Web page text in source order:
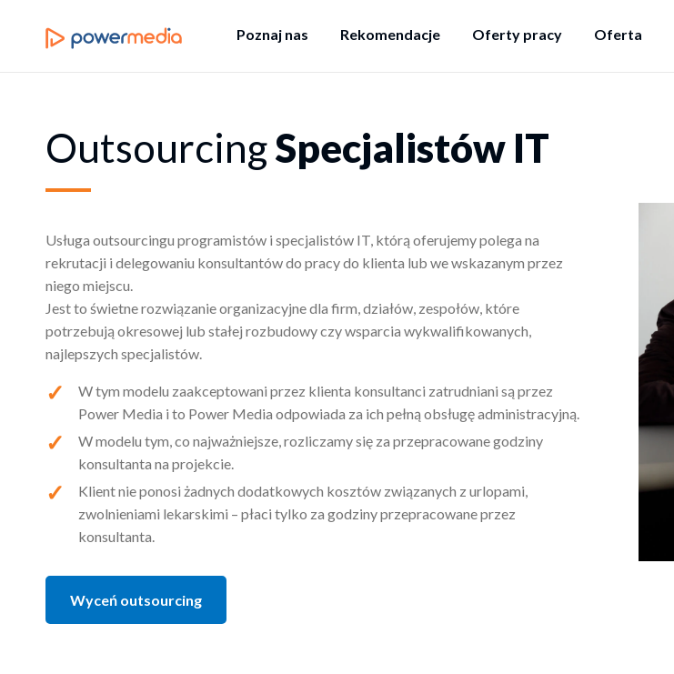
Poznaj nas Rekomendacje Oferty pracy Oferta
OutsourcingSpecjalistów IT
Usługa outsourcingu programistów i specjalistów IT, którą oferujemy polega na
rekrutacji i delegowaniu konsultantów do pracy do klienta lub we wskazanym przez
niego miejscu.
Jest to świetne rozwiązanie organizacyjne dla firm, działów, zespołów, które
potrzebują okresowej lub stałej rozbudowy czy wsparcia wykwalifikowanych,
najlepszych specjalistów.
W tym modelu zaakceptowani przez klienta konsultanci zatrudniani są przez
Power Media i to Power Media odpowiada za ich pełną obsługę administracyjną.
W modelu tym, co najważniejsze, rozliczamy się za przepracowane godziny
konsultanta na projekcie.
Klient nie ponosi żadnych dodatkowych kosztów związanych z urlopami,
zwolnieniami lekarskimi – płaci tylko za godziny przepracowane przez
konsultanta.
Wyceń outsourcing